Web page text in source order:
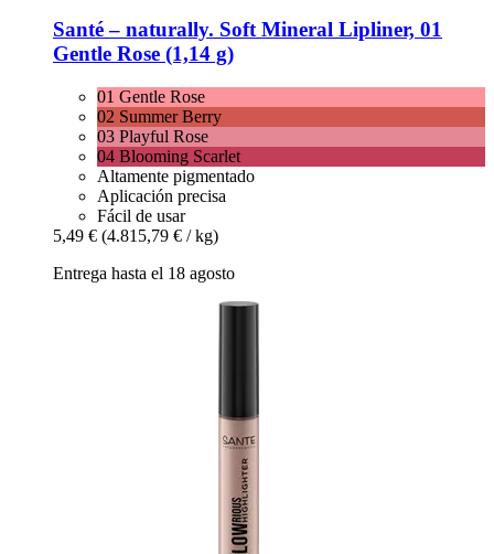
Santé – naturally. Soft Mineral Lipliner, 01
Gentle Rose (1,14 g)
01 Gentle Rose
02 Summer Berry
03 Playful Rose
04 Blooming Scarlet
Altamente pigmentado
Aplicación precisa
Fácil de usar
5,49 € (4.815,79 € / kg)
Entrega hasta el 18 agosto